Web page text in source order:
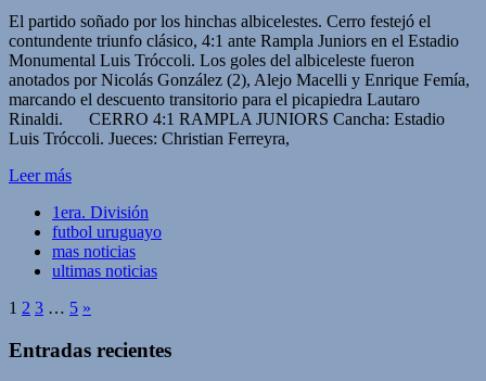
Compartir
El partido soñado por los hinchas albicelestes. Cerro festejó el
contundente triunfo clásico, 4:1 ante Rampla Juniors en el Estadio
Monumental Luis Tróccoli. Los goles del albiceleste fueron
anotados por Nicolás González (2), Alejo Macelli y Enrique Femía,
marcando el descuento transitorio para el picapiedra Lautaro
Rinaldi. CERRO 4:1 RAMPLA JUNIORS Cancha: Estadio
Luis Tróccoli. Jueces: Christian Ferreyra,
Leer más
1era. División
futbol uruguayo
mas noticias
ultimas noticias
1 2 3 … 5 »
Entradas recientes